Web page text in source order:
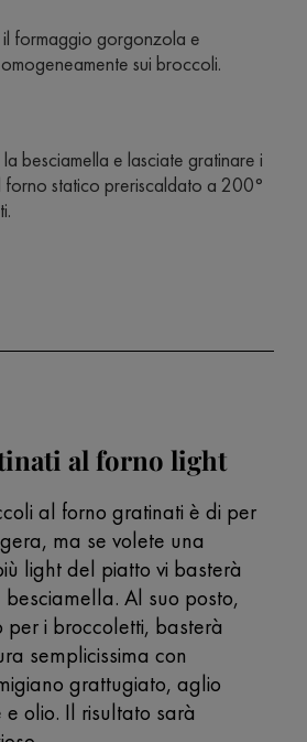
il formaggio gorgonzola e
sui broccoli.
besciamella e lasciate gratinare i
statico preriscaldato a 200°
al forno light
al forno gratinati è di per
ma se volete una
light del piatto vi basterà
Al suo posto,
per i broccoletti, basterà
semplicissima con
grattugiato, aglio
olio. Il risultato sarà